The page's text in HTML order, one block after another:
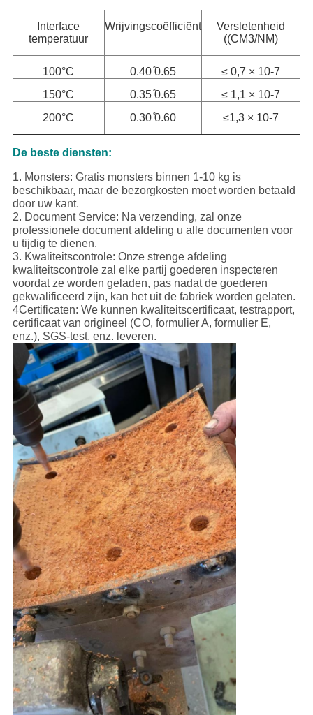
Interface
temperatuur
Wrijvingscoëfficiënt
Versletenheid
((CM3/NM)
100°C 0.40 ̊0.65
≤ 0,7 × 10-7
150°C
0.35 ̊0.65
≤ 1,1 × 10-7
200°C
0.30 ̊0.60 ≤1,3 × 10-7
De beste diensten:
1. Monsters: Gratis monsters binnen 1-10 kg is
beschikbaar, maar de bezorgkosten moet worden betaald
door uw kant.
2. Document Service: Na verzending, zal onze
professionele document afdeling u alle documenten voor
u tijdig te dienen.
3. Kwaliteitscontrole: Onze strenge afdeling
kwaliteitscontrole zal elke partij goederen inspecteren
voordat ze worden geladen, pas nadat de goederen
gekwalificeerd zijn, kan het uit de fabriek worden gelaten.
4Certificaten: We kunnen kwaliteitscertificaat, testrapport,
certificaat van origineel (CO, formulier A, formulier E,
enz.), SGS-test, enz. leveren.